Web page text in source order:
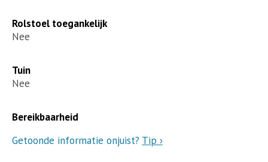
Rolstoel toegankelijk
Nee
Tuin
Nee
Bereikbaarheid
Getoonde informatie onjuist? Tip ›